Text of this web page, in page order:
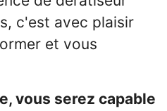
c'est avec plaisir
et vous
vous serez capable